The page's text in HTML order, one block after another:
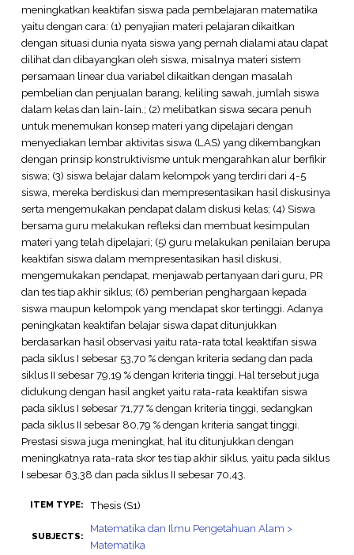
meningkatkan keaktifan siswa pada pembelajaran matematika
yaitu dengan cara: (1) penyajian materi pelajaran dikaitkan
dengan situasi dunia nyata siswa yang pernah dialami atau dapat
dilihat dan dibayangkan oleh siswa, misalnya materi sistem
persamaan linear dua variabel dikaitkan dengan masalah
pembelian dan penjualan barang, keliling sawah, jumlah siswa
dalam kelas dan lain-lain.; (2) melibatkan siswa secara penuh
untuk menemukan konsep materi yang dipelajari dengan
menyediakan lembar aktivitas siswa (LAS) yang dikembangkan
dengan prinsip konstruktivisme untuk mengarahkan alur berfikir
siswa; (3) siswa belajar dalam kelompok yang terdiri dari 4-5
siswa, mereka berdiskusi dan mempresentasikan hasil diskusinya
serta mengemukakan pendapat dalam diskusi kelas; (4) Siswa
bersama guru melakukan refleksi dan membuat kesimpulan
materi yang telah dipelajari; (5) guru melakukan penilaian berupa
keaktifan siswa dalam mempresentasikan hasil diskusi,
mengemukakan pendapat, menjawab pertanyaan dari guru, PR
dan tes tiap akhir siklus; (6) pemberian penghargaan kepada
siswa maupun kelompok yang mendapat skor tertinggi. Adanya
peningkatan keaktifan belajar siswa dapat ditunjukkan
berdasarkan hasil observasi yaitu rata-rata total keaktifan siswa
pada siklus I sebesar 53,70 % dengan kriteria sedang dan pada
siklus II sebesar 79,19 % dengan kriteria tinggi. Hal tersebut juga
didukung dengan hasil angket yaitu rata-rata keaktifan siswa
pada siklus I sebesar 71,77 % dengan kriteria tinggi, sedangkan
pada siklus II sebesar 80,79 % dengan kriteria sangat tinggi.
Prestasi siswa juga meningkat, hal itu ditunjukkan dengan
meningkatnya rata-rata skor tes tiap akhir siklus, yaitu pada siklus
I sebesar 63,38 dan pada siklus II sebesar 70,43.
ITEM TYPE: Thesis (S1)
SUBJECTS:
Matematika dan Ilmu Pengetahuan Alam >
Matematika